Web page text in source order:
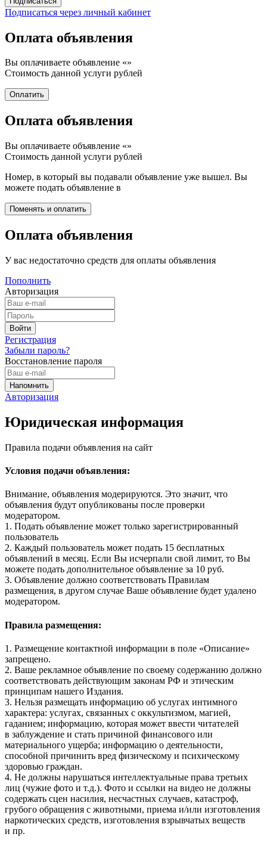
Подписаться через личный кабинет
Оплата объявления
Вы оплачиваете объявление «»
Стоимость данной услуги рублей
Оплата объявления
Вы оплачиваете объявление «»
Стоимость данной услуги рублей
Номер, в который вы подавали объявление уже вышел. Вы
можете подать объявление в
Оплата объявления
У вас недостаточно средств для оплаты объявления
Пополнить
Авторизация
Регистрация
Забыли пароль?
Восстановление пароля
Авторизация
Юридическая информация
Правила подачи объявления на сайт
Условия подачи объявления:
Внимание, объявления модерируются. Это значит, что
объявления будут опубликованы после проверки
модератором.
1. Подать объявление может только зарегистрированный
пользователь
2. Каждый пользователь может подать 15 бесплатных
объявлений в месяц. Если Вы исчерпали свой лимит, то Вы
можете подать дополнительное объявление за 10 руб.
3. Объявление должно соответствовать Правилам
размещения, в другом случае Ваше объявление будет удалено
модератором.
Правила размещения:
1. Размещение контактной информации в поле «Описание»
запрещено.
2. Ваше рекламное объявление по своему содержанию должно
соответствовать действующим законам РФ и этическим
принципам нашего Издания.
3. Нельзя размещать информацию об услугах интимного
характера: услугах, связанных с оккультизмом, магией,
гаданием; информацию, которая может ввести читателей
в заблуждение и стать причиной финансового или
материального ущерба; информацию о деятельности,
способной причинить вред физическому и психическому
здоровью граждан.
4. Не должны нарушаться интеллектуальные права третьих
лиц (чужие фото и т.д.). Фото и ссылки на видео не должны
содержать сцен насилия, несчастных случаев, катастроф,
грубого обращения с животными, приема и/или изготовления
наркотических средств, изготовления взрывчатых веществ
и пр.